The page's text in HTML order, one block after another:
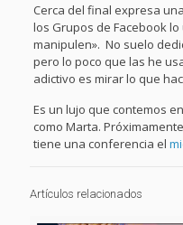
Cerca del final expresa
los Grupos de Facebook
manipulen». No suelo
pero lo poco que las he
adictivo es mirar lo que
Es un lujo que contemos
como Marta.
tiene una conferencia el
Artículos relacionados